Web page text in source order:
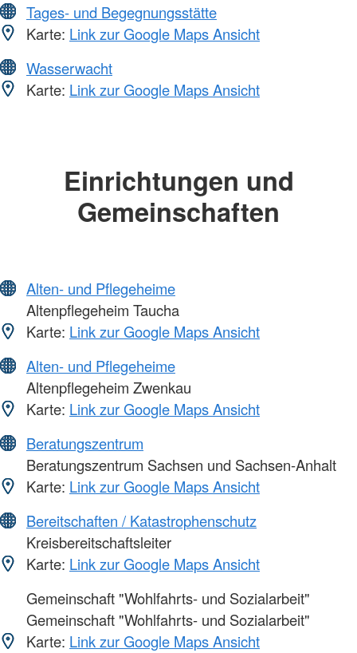
Tages- und Begegnungsstätte
Karte: Link zur Google Maps Ansicht
Wasserwacht
Karte: Link zur Google Maps Ansicht
Einrichtungen und
Gemeinschaften
Alten- und Pflegeheime
Altenpflegeheim Taucha
Karte: Link zur Google Maps Ansicht
Alten- und Pflegeheime
Altenpflegeheim Zwenkau
Karte: Link zur Google Maps Ansicht
Beratungszentrum
Beratungszentrum Sachsen und Sachsen-Anhalt
Karte: Link zur Google Maps Ansicht
Bereitschaften / Katastrophenschutz
Kreisbereitschaftsleiter
Karte: Link zur Google Maps Ansicht
Gemeinschaft "Wohlfahrts- und Sozialarbeit"
Gemeinschaft "Wohlfahrts- und Sozialarbeit"
Karte: Link zur Google Maps Ansicht